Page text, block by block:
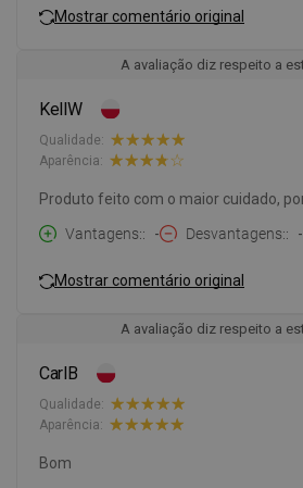
Mostrar comentário original
A avaliação diz respeito a
KellW
Qualidade:
Aparência:
Produto feito com o maior cuidado,
Vantagens:
- Desvantagens: -
Mostrar comentário original
A avaliação diz respeito a
CarlB
Qualidade:
Aparência:
Bom